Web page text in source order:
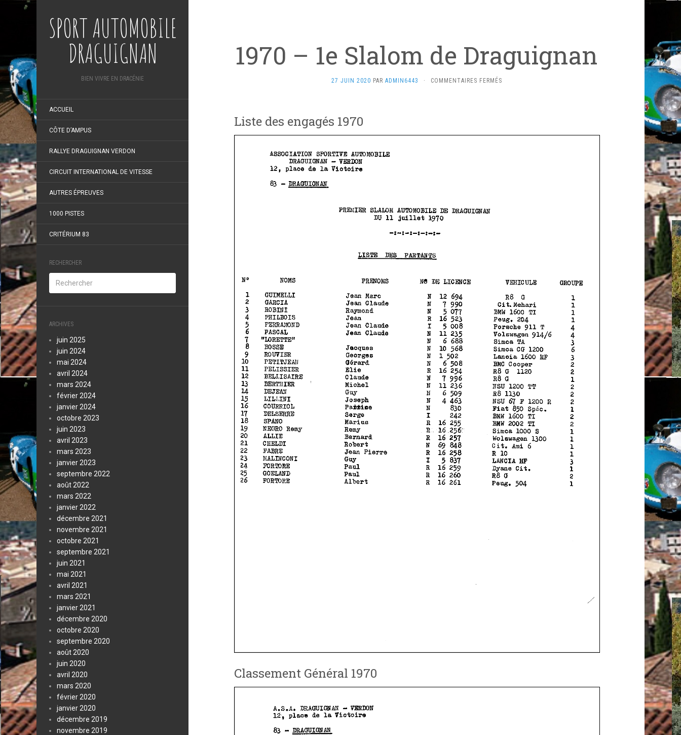
SPORT AUTOMOBILE
DRAGUIGNAN
BIEN VIVRE EN DRACÉNIE
ACCUEIL
CÔTE D’AMPUS
RALLYE DRAGUIGNAN VERDON
CIRCUIT INTERNATIONAL DE VITESSE
AUTRES ÉPREUVES
1000 PISTES
CRITÉRIUM 83
RECHERCHER
ARCHIVES
juin 2025
juin 2024
mai 2024
avril 2024
mars 2024
février 2024
janvier 2024
octobre 2023
juin 2023
avril 2023
mars 2023
janvier 2023
septembre 2022
août 2022
mars 2022
janvier 2022
décembre 2021
novembre 2021
octobre 2021
septembre 2021
juin 2021
mai 2021
avril 2021
mars 2021
janvier 2021
décembre 2020
octobre 2020
septembre 2020
août 2020
juin 2020
avril 2020
mars 2020
février 2020
janvier 2020
décembre 2019
novembre 2019
1970 – 1e Slalom de Draguignan
27 JUIN 2020 PAR ADMIN6443 · COMMENTAIRES FERMÉSSUR
Liste des engagés 1970
Classement Général 1970